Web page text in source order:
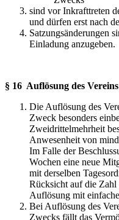
sind vor Inkrafttreten
und dürfen erst nach
Satzungsänderungen
Einladung anzugeben.
§ 16 Auflösung des Vereins
Die Auflösung des
Zweck besonders
Zweidrittelmehrheit
Anwesenheit von
Im Falle der
Wochen eine neue
mit derselben
Rücksicht auf die Zahl
Auflösung mit
Bei Auflösung des
Zwecks fällt das